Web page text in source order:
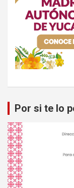
Por si te lo